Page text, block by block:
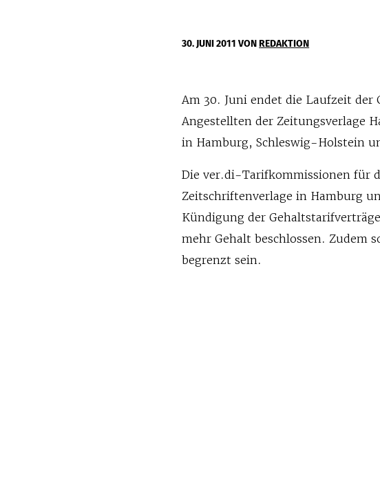
30. JUNI 2011VON REDAKTION
Am 30. Juni endet die Laufzeit der
Angestellten der Zeitungsverlage
in Hamburg, Schleswig-Holstein
Die ver.di-Tarifkommissionen für
Zeitschriftenverlage in Hamburg
Kündigung der
mehr Gehalt beschlossen. Zudem
begrenzt sein.